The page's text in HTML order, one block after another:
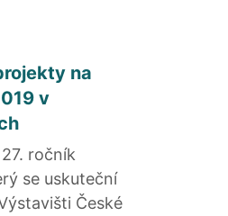
na
v
ročník
se uskuteční
České